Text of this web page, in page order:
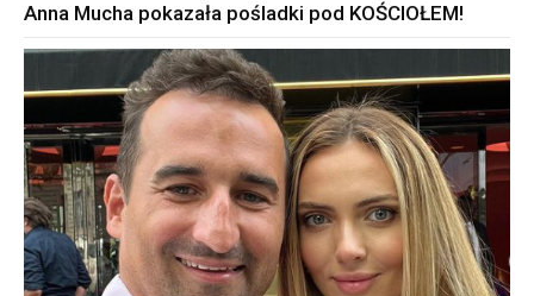
Anna Mucha pokazała pośladki pod KOŚCIOŁEM!